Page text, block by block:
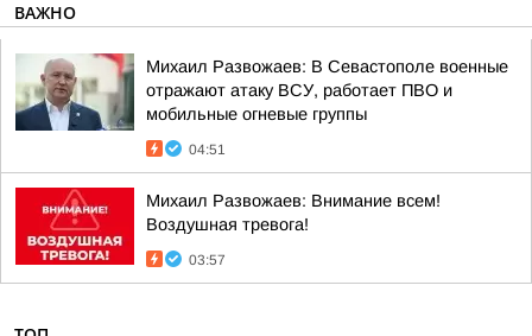
ВАЖНО
Михаил Развожаев: В Севастополе военные
отражают атаку ВСУ, работает ПВО и
мобильные огневые группы
04:51
Михаил Развожаев: Внимание всем!
Воздушная тревога!
03:57